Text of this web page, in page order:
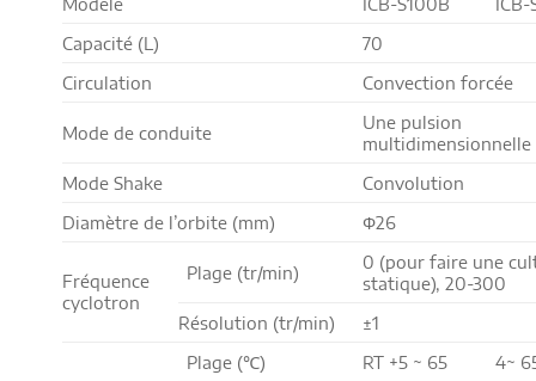
Capacité (L)
70
Circulation
Convection forcée
Mode de conduite
Une pulsion
multidimensionnelle
Mode Shake
Convolution
Diamètre de l’orbite (mm)
Φ26
Fréquence
cyclotron
Plage (tr/min)
0 (pour faire une
statique), 20-300
Résolution (tr/min)
±1
Plage (℃) RT +5 ~ 65
4~